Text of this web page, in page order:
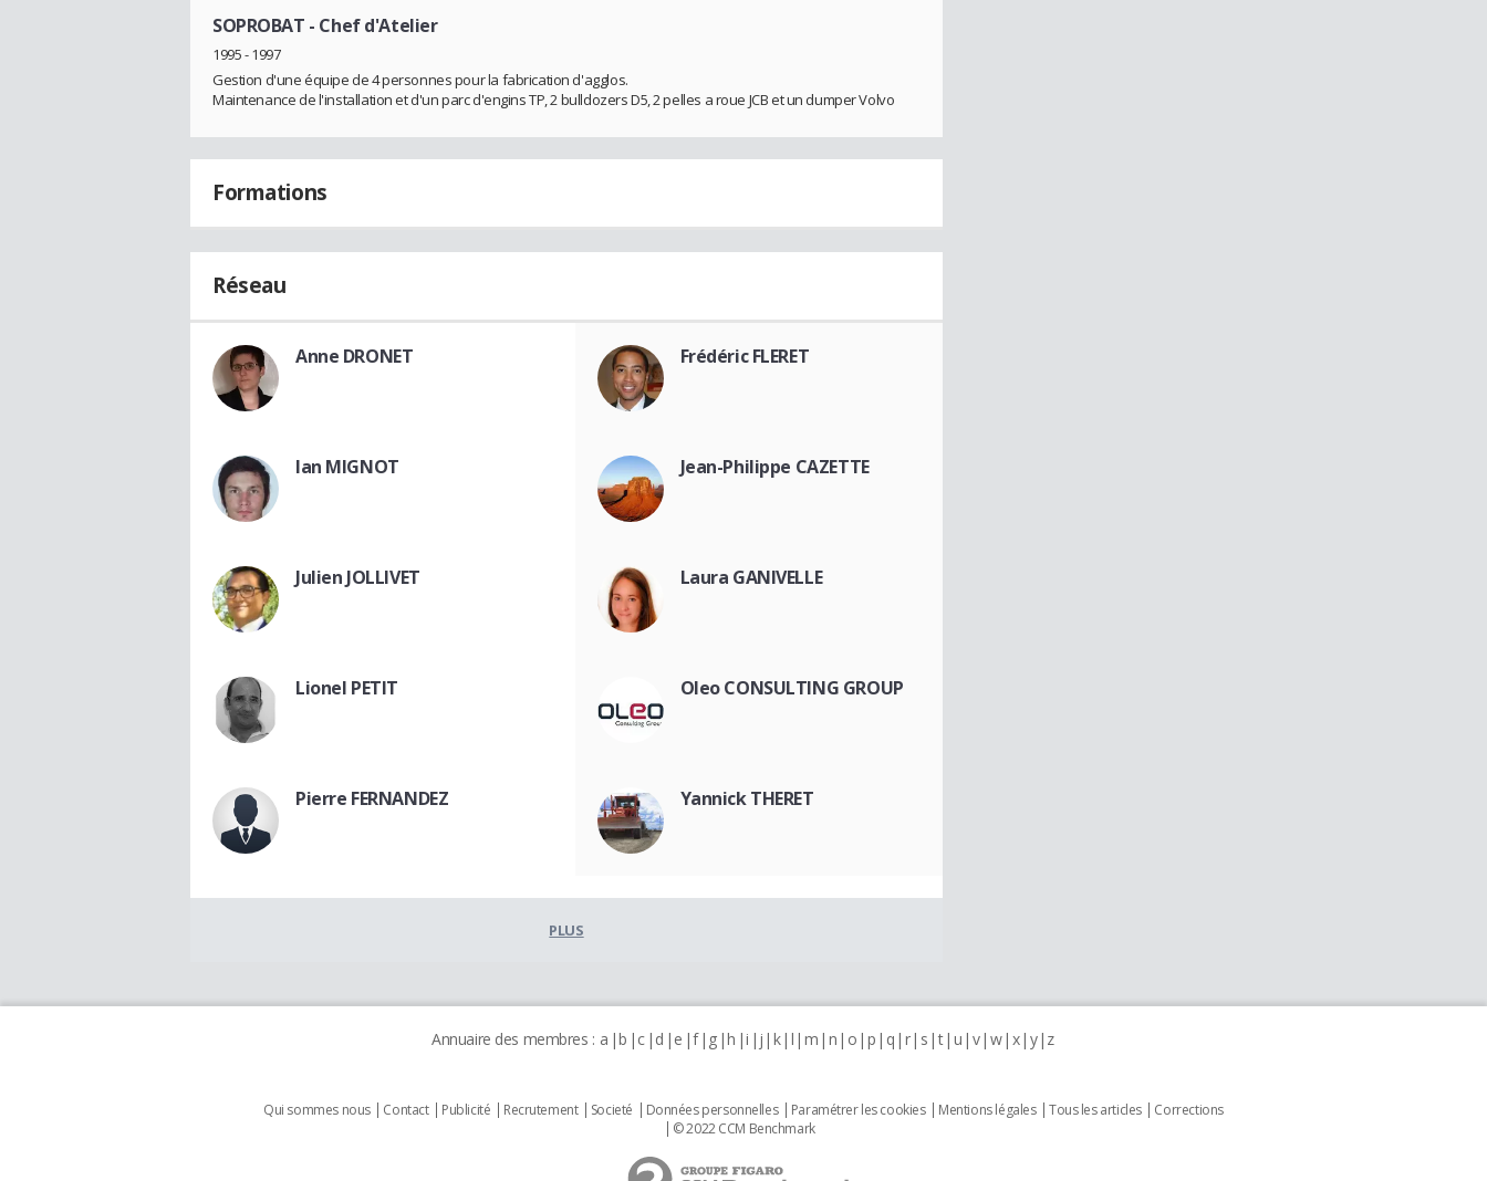
SOPROBAT - Chef d'Atelier
1995 - 1997
Gestion d'une équipe de 4 personnes pour la fabrication d'agglos.
Maintenance de l'installation et d'un parc d'engins TP, 2 bulldozers D5, 2 pelles a roue JCB et un dumper Volvo
Formations
Réseau
Anne DRONET Frédéric FLERET
Ian MIGNOT Jean-Philippe CAZETTE
Julien JOLLIVET Laura GANIVELLE
Lionel PETIT Oleo CONSULTING GROUP
Pierre FERNANDEZ Yannick THERET
PLUS
Annuaire des membres : a b c d e f g h i j k l m n o p q r s t u v w x y z
Qui sommes nous Contact Publicité Recrutement Societé Données personnelles Paramétrer les cookies Mentions légales Tous les articles
Corrections
© 2022 CCM Benchmark